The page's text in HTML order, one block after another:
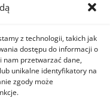
z technologii, takich jak
dostępu do informacji o
nam przetwarzać dane,
unikalne identyfikatory na
zgody może